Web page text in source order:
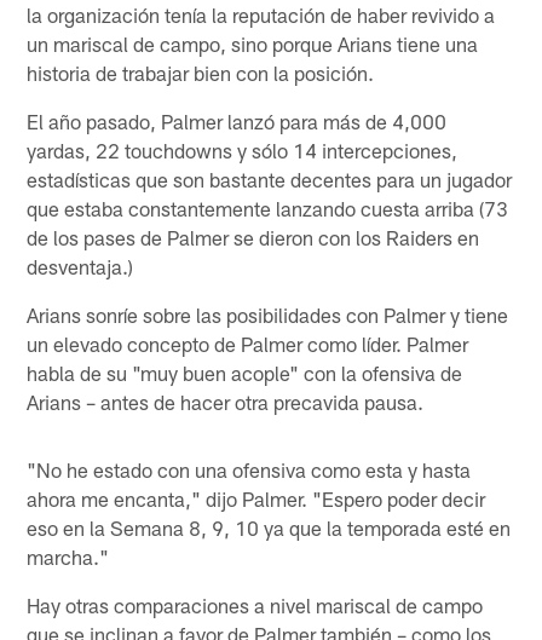
la organización tenía la reputación de haber revivido a
un mariscal de campo, sino porque Arians tiene una
historia de trabajar bien con la posición.
El año pasado, Palmer lanzó para más de 4,000
yardas, 22 touchdowns y sólo 14 intercepciones,
estadísticas que son bastante decentes para un jugador
que estaba constantemente lanzando cuesta arriba (73
de los pases de Palmer se dieron con los Raiders en
desventaja.)
Arians sonríe sobre las posibilidades con Palmer y tiene
un elevado concepto de Palmer como líder. Palmer
habla de su "muy buen acople" con la ofensiva de
Arians – antes de hacer otra precavida pausa.
"No he estado con una ofensiva como esta y hasta
ahora me encanta," dijo Palmer. "Espero poder decir
eso en la Semana 8, 9, 10 ya que la temporada esté en
marcha."
Hay otras comparaciones a nivel mariscal de campo
que se inclinan a favor de Palmer también – como los